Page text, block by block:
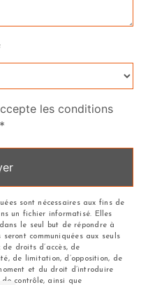
les conditions
sont nécessaires aux fins de
un fichier informatisé. Elles
le seul but de répondre à
communiquées aux seuls
droits d’accès, de
de limitation, d’opposition, de
et du droit d’introduire
contrôle, ainsi que